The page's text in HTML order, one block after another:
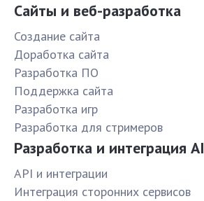
Сайты и веб-разработка
Создание сайта
Доработка сайта
Разработка ПО
Поддержка сайта
Разработка игр
Разработка для стримеров
Разработка и интеграция AI
API и интеграции
Интеграция сторонних сервисов